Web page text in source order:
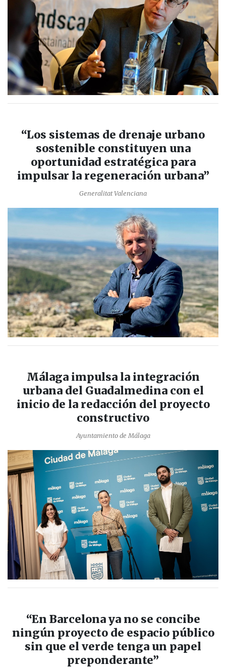
“Los sistemas de drenaje urbano
sostenible constituyen una
oportunidad estratégica para
impulsar la regeneración urbana”
Generalitat Valenciana
Málaga impulsa la integración
urbana del Guadalmedina con el
inicio de la redacción del proyecto
constructivo
Ayuntamiento de Málaga
“En Barcelona ya no se concibe
ningún proyecto de espacio público
sin que el verde tenga un papel
preponderante”